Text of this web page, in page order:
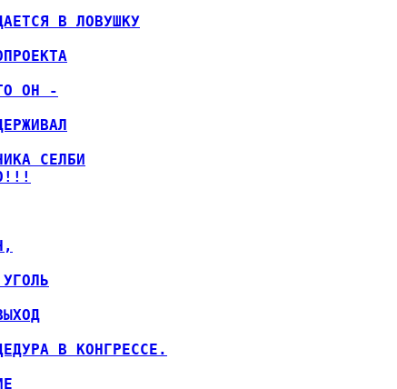
В ЛОВУШКУ
ОН -
СЕЛБИ
В КОНГРЕССЕ.